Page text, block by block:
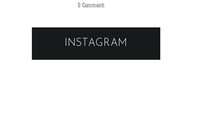
0 Commenti
INSTAGRAM